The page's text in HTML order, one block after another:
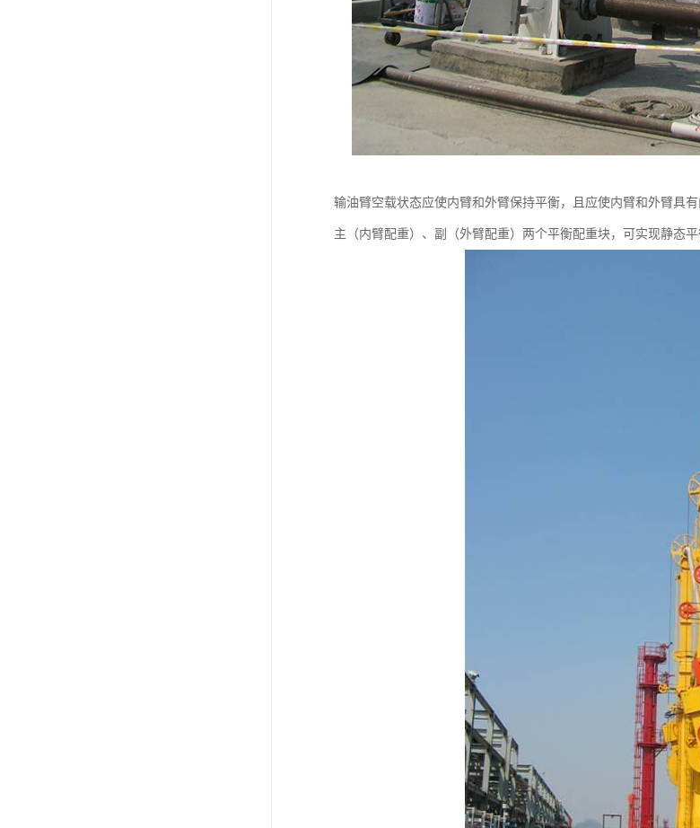
输油臂空载状态应使内臂和外臂保持平衡，且应使内臂和外臂具
主（内臂配重）、副（外臂配重）两个平衡配重块，可实现静态平